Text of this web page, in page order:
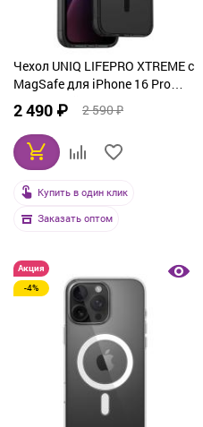
Чехол UNIQ LIFEPRO XTREME с
MagSafe для iPhone 16 Pro
Max, серый
2 490 ₽ 2 590 ₽
Купить в один клик
Заказать оптом
Акция
-4%